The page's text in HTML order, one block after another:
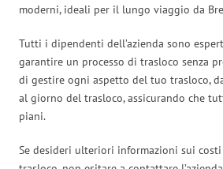
moderni, ideali per il lungo viaggio da
Tutti i dipendenti dell’azienda sono
garantire un processo di trasloco senza
di gestire ogni aspetto del tuo trasloco,
al giorno del trasloco, assicurando che
piani.
Se desideri ulteriori informazioni sui